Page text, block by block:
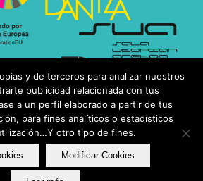
y de terceros para analizar nuestros
publicidad relacionada con tus
a un perfil elaborado a partir de tus
para fines analíticos o estadísticos
otro tipo de fines.
Modificar Cookies